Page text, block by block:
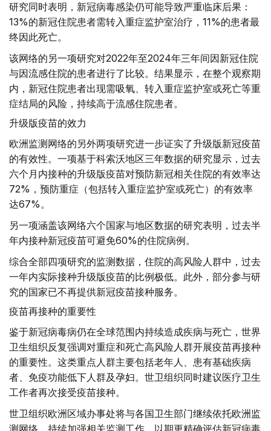
研究同时表明，新冠病毒感染仍可能导致严重临床后果：
13%的新冠住院患者需转入重症监护室治疗，11%的患者最
终因此死亡。
该网络的另一项研究对2022年至2024年三年间因新冠住院
与因流感住院的患者进行了比较。结果显示，在整个观察期
内，新冠住院患者出现需吸氧、转入重症监护室或死亡等重
症结局的风险，持续高于流感住院患者。
升级版疫苗的效力
欧洲监测网络的另外两项研究进一步证实了升级版新冠疫苗
的有效性。一项基于科索沃地区三年数据的研究显示，过去
六个月内接种的升级版疫苗对预防新冠相关住院的有效率达
72%，预防重症（包括转入重症监护室或死亡）的有效率
达67%。
另一项涵盖该网络六个国家与地区数据的研究表明，过去半
年内接种新冠疫苗可避免60%的住院病例。
综合全部四项研究的监测数据，住院的高风险人群中，过去
一年内实际接种升级版疫苗的比例极低。此外，部分参与研
究的国家已不再提供新冠疫苗接种服务。
疫苗再接种的重要性
鉴于新冠病毒病仍在全球范围内持续造成疾病与死亡，世界
卫生组织反复强调对重症和死亡高风险人群开展疫苗再接种
的重要性。这类重点人群主要包括老年人、患有基础疾病
者、免疫功能低下人群及孕妇。世卫组织同时建议医疗卫生
工作者再次接受疫苗接种。
世卫组织欧洲区域办事处将与各国卫生部门继续依托欧洲监